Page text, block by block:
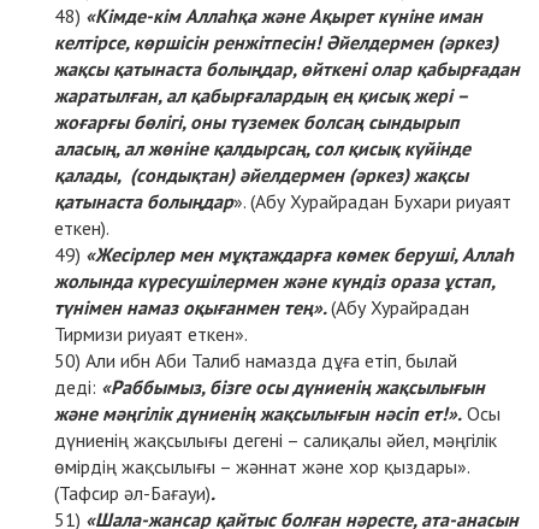
«Кімде-кім Аллаһқа және Ақырет күніне иман
келтірсе, көршісін ренжітпесін! Әйелдермен (әркез)
жақсы қатынаста болыңдар, өйткені олар қабырғадан
жаратылған, ал қабырғалардың ең қисық жері –
жоғарғы бөлігі, оны түземек болсаң сындырып
аласың, ал жөніне қалдырсаң, сол қисық күйінде
қалады, (сондықтан) әйелдермен (әркез) жақсы
қатынаста болыңдар». (Абу Хурайрадан Бухари риуаят
еткен).
«Жесірлер мен мұқтаждарға көмек беруші, Аллаһ
жолында күресушілермен және күндіз ораза ұстап,
түнімен намаз оқығанмен тең».(Абу Хурайрадан
Тирмизи риуаят еткен».
Али ибн Аби Талиб намазда дұға етіп, былай
деді: «Раббымыз, бізге осы дүниенің жақсылығын
және мәңгілік дүниенің жақсылығын нәсіп ет!». Осы
дүниенің жақсылығы дегені – салиқалы әйел, мәңгілік
өмірдің жақсылығы – жәннат және хор қыздары».
(Тафсир әл-Бағауи).
«Шала-жансар қайтыс болған нәресте, ата-анасын